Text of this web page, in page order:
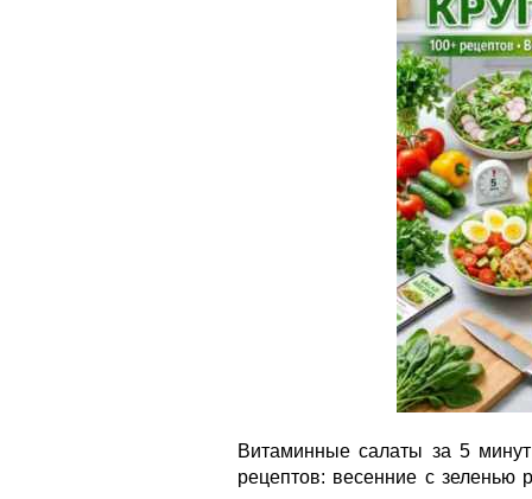
Витаминные салаты за 5
рецептов: весенние с зеленью